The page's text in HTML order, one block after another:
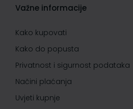
Važne informacije
Kako kupovati
Kako do popusta
Privatnost i sigurnost podataka
Načini plaćanja
Uvjeti kupnje